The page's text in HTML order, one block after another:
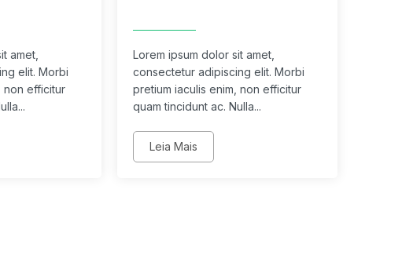
amet,
elit. Morbi
non efficitur
Lorem ipsum dolor sit amet,
consectetur adipiscing elit. Morbi
pretium iaculis enim, non efficitur
quam tincidunt ac. Nulla...
Leia Mais